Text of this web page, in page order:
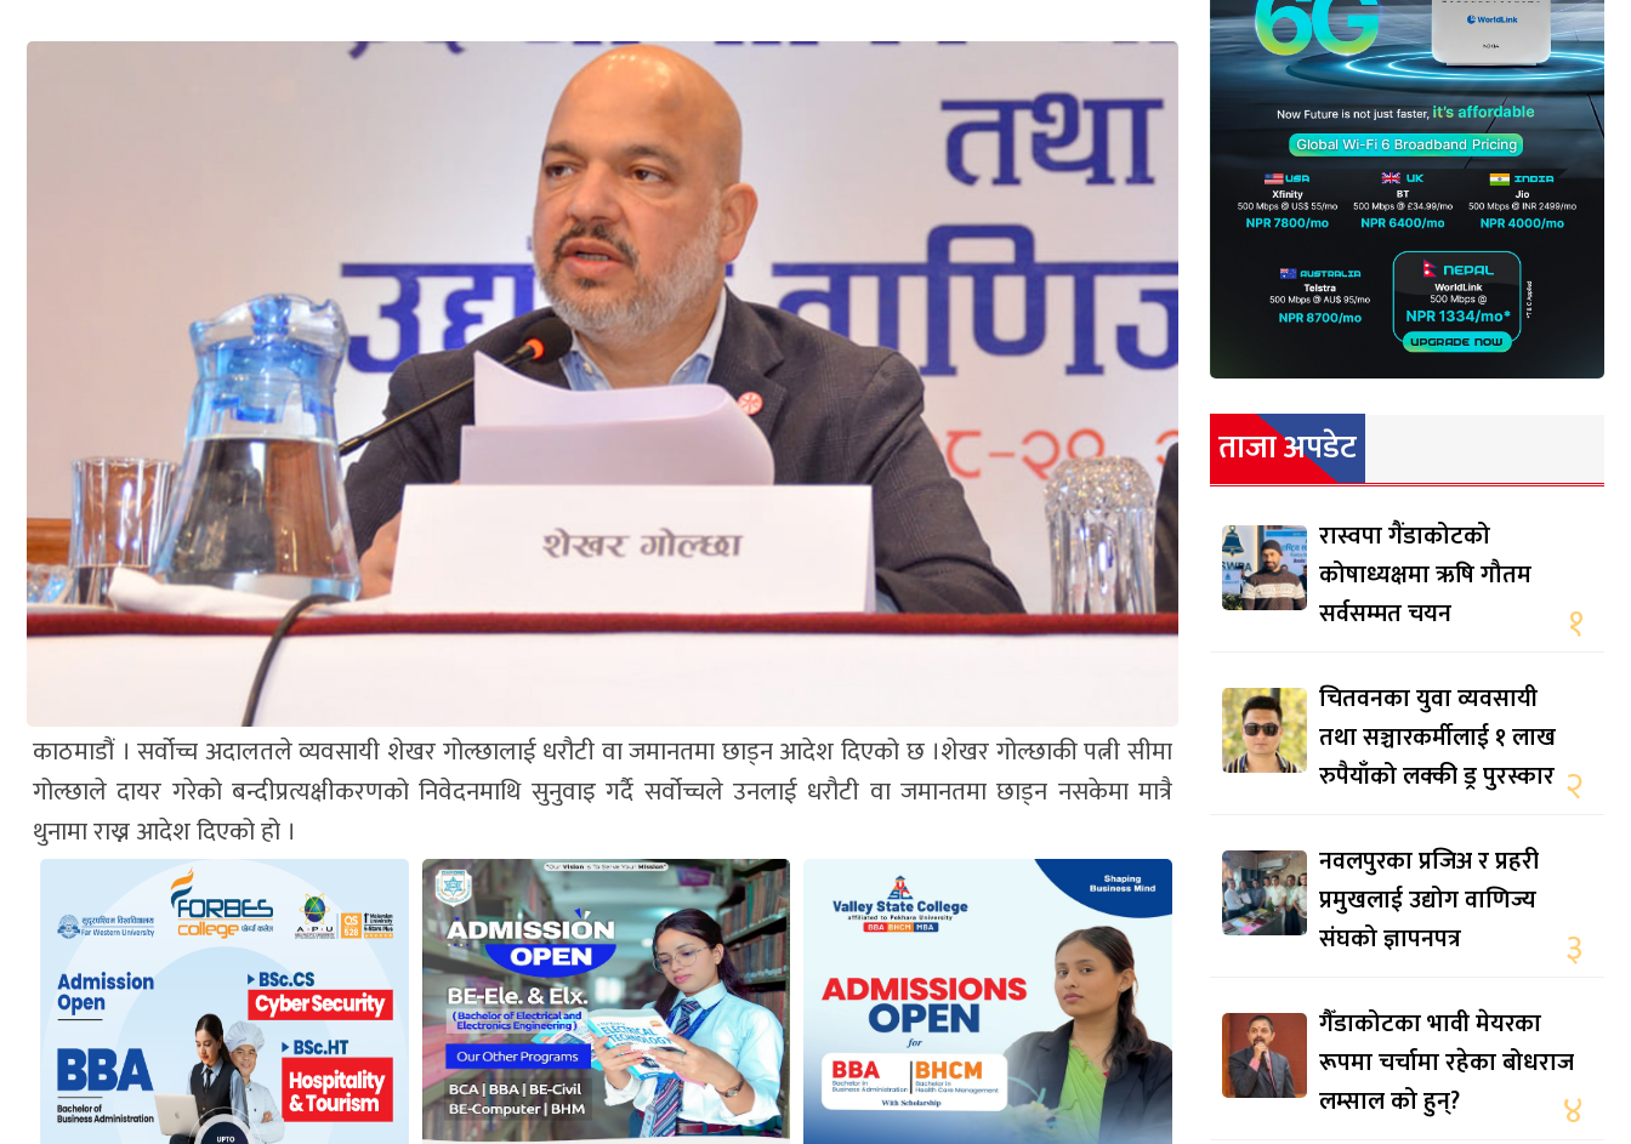
काठमाडौं । सर्वोच्च अदालतले व्यवसायी शेखर गोल्छालाई धरौटी वा जमानतमा छाड्न आदेश दिएको छ ।शेखर गोल्छाकी पत्नी सीमा
गोल्छाले दायर गरेको बन्दीप्रत्यक्षीकरणको निवेदनमाथि सुनुवाइ गर्दै सर्वोच्चले उनलाई धरौटी वा जमानतमा छाड्न नसकेमा मात्रै
थुनामा राख्न आदेश दिएको हो ।
ताजा अपडेट
रास्वपा गैंडाकोटको
कोषाध्यक्षमा ऋषि गौतम
सर्वसम्मत चयन
१
चितवनका युवा व्यवसायी
तथा सञ्चारकर्मीलाई १ लाख
रुपैयाँको लक्की ड्र पुरस्कार २
नवलपुरका प्रजिअ र प्रहरी
प्रमुखलाई उद्योग वाणिज्य
संघको ज्ञापनपत्र
३
गैँडाकोटका भावी मेयरका
रूपमा चर्चामा रहेका बोधराज
लम्साल को हुन्?
४